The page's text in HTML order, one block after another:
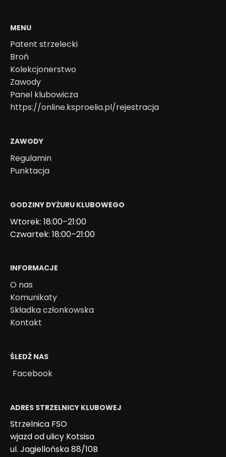
MENU
Patent strzelecki
Broń
Kolekcjonerstwo
Zawody
Panel klubowicza
https://online.ksproelia.pl/rejestracja
ZAWODY
Regulamin
Punktacja
GODZINY DYŻURU KLUBOWEGO
Wtorek: 18:00–21:00
Czwartek: 18:00–21:00
INFORMACJE
O nas
Komunikaty
Składka członkowska
Kontakt
ŚLEDŹ NAS
Facebook
ADRES STRZELNICY KLUBOWEJ
Strzelnica FSO
wjazd od ulicy Kotsisa
ul. Jagiellońska 88/10B